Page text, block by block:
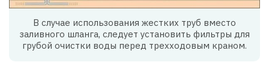
В случае использования жестких труб вместо
заливного шланга, следует установить фильтры для
грубой очистки воды перед трехходовым краном.